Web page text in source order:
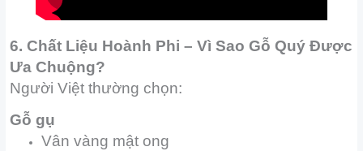
6. Chất Liệu Hoành Phi – Vì Sao Gỗ Quý Được
Ưa Chuộng?
Người Việt thường chọn:
Gỗ gụ
Vân vàng mật ong